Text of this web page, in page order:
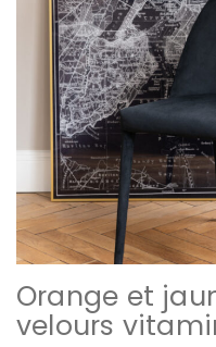
Orange et
velours